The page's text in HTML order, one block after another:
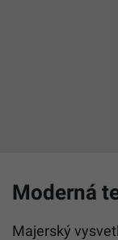
Moderná
Majerský